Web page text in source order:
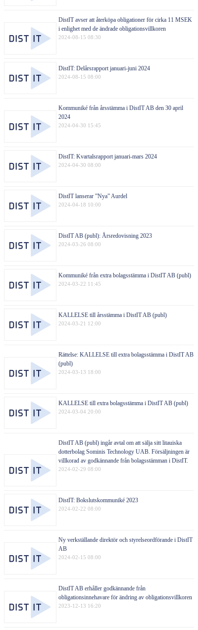
2024-08-15 08:30
DistIT avser att återköpa obligationer för cirka 11 MSEK
i enlighet med de ändrade obligationsvillkoren
2024-08-15 08:00
DistIT: Delårsrapport januari-juni 2024
2024-04-30 15:45
Kommuniké från årsstämma i DistIT AB den 30 april
2024
2024-04-30 08:00
DistIT: Kvartalsrapport januari-mars 2024
2024-04-18 10:00
DistIT lanserar ”Nya” Aurdel
2024-03-26 08:00
DistIT AB (publ): Årsredovisning 2023
2024-03-22 11:45
Kommuniké från extra bolagsstämma i DistIT AB (publ)
2024-03-21 12:00
KALLELSE till årsstämma i DistIT AB (publ)
2024-03-13 18:00
Rättelse: KALLELSE till extra bolagsstämma i DistIT AB
(publ)
2024-03-04 20:00
KALLELSE till extra bolagsstämma i DistIT AB (publ)
2024-02-29 08:00
DistIT AB (publ) ingår avtal om att sälja sitt litauiska
dotterbolag Sominis Technology UAB. Försäljningen är
villkorad av godkännande från bolagsstämman i DistIT.
2024-02-22 08:00
DistIT: Bokslutskommuniké 2023
2024-02-15 08:00
Ny verkställande direktör och styrelseordförande i DistIT
AB
2023-12-13 16:20
DistIT AB erhåller godkännande från
obligationsinnehavare för ändring av obligationsvillkoren